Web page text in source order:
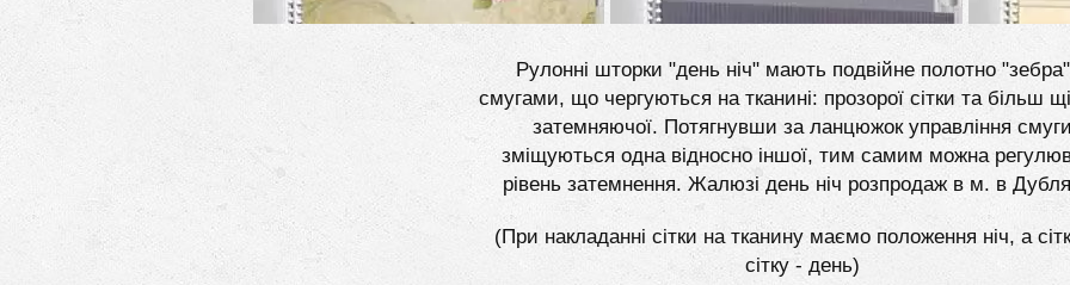
Рулонні шторки "день ніч" мають подвійне полотно "зебра"
смугами, що чергуються на тканині: прозорої сітки та більш
затемняючої. Потягнувши за ланцюжок управління
зміщуються одна відносно іншої, тим самим можна
рівень затемнення. Жалюзі день ніч розпродаж в м. в
(При накладанні сітки на тканину маємо положення ніч, а
сітку - день)